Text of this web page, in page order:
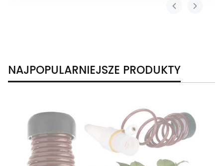
NAJPOPULARNIEJSZE PRODUKTY